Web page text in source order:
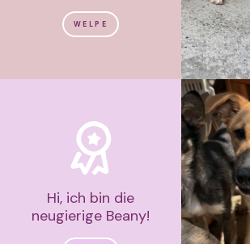
WELPE
Hi, ich bin die
neugierige Beany!